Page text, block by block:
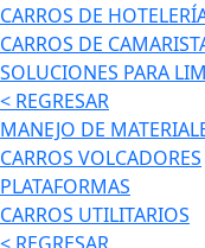
CARROS DE
CARROS DE
SOLUCIONES PARA
< REGRESAR
MANEJO DE
CARROS VOLCADORES
PLATAFORMAS
CARROS UTILITARIOS